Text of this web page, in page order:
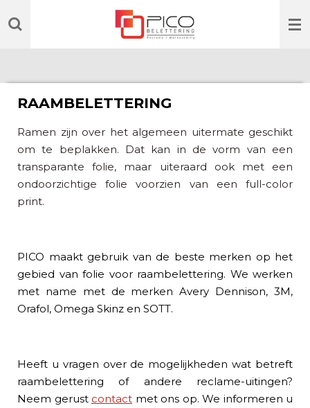
Ga
direct
hoofdinhoud
RAAMBELETTERING
Ramen zijn over het algemeen uitermate geschikt
om te beplakken. Dat kan in de vorm van een
transparante folie, maar uiteraard ook met een
ondoorzichtige folie voorzien van een full-color
print.
PICO maakt gebruik van de beste merken op het
gebied van folie voor raambelettering. We werken
met name met de merken Avery Dennison, 3M,
Orafol, Omega Skinz en SOTT.
Heeft u vragen over de mogelijkheden wat betreft
raambelettering of andere reclame-uitingen?
Neem gerust contact met ons op. We informeren u